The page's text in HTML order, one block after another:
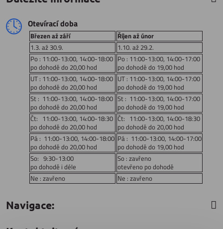
Otevírací doba
Březen až září
Říjen až únor
1.3. až 30.9.
1.10. až 29.2.
Po : 11:00-13:00, 14:00-18:00
po dohodě do 20,00 hod
Po : 11:00-13:00, 14:00-17:00
po dohodě do 19,00 hod
UT : 11:00-13:00, 14:00-18:00
po dohodě do 20,00 hod
UT : 11:00-13:00, 14:00-17:00
po dohodě do 19,00 hod
St : 11:00-13:00, 14:00-18:00
po dohodě do 20,00 hod
St : 11:00-13:00, 14:00-17:00
po dohodě do 19,00 hod
Čt: 11:00-13:00, 14:00-18:30
po dohodě do 20,00 hod
Čt: 11:00-13:00, 14:00-18:30
po dohodě do 20,00 hod
Pá : 11:00-13:00, 14:00-18:00
po dohodě do 20,00 hod
Pá : 11:00-13:00, 14:00-17:00
po dohodě do 19,00 hod
So: 9:30-13:00
po dohodě i déle
So : zavřeno
otevřeno po dohodě
Ne : zavřeno
Ne : zavřeno
Navigace: